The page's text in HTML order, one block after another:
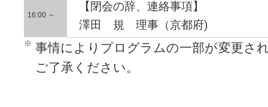
16:00 ～
【閉会の辞、連絡事項】
澤田 規 理事（京都府)
事情によりプログラムの一部が変更さ
ご了承ください。